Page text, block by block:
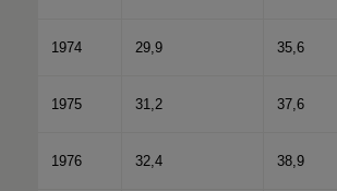
1974 29,9 35,6
1975 31,2 37,6
1976 32,4 38,9